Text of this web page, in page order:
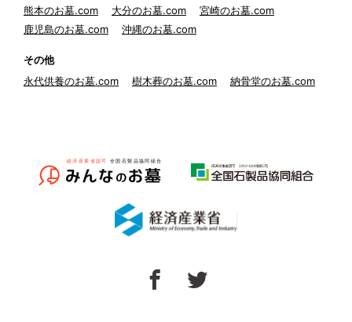
熊本のお墓.com
大分のお墓.com
宮崎のお墓.com
鹿児島のお墓.com
沖縄のお墓.com
その他
永代供養のお墓.com
樹木葬のお墓.com 納骨堂のお墓.com